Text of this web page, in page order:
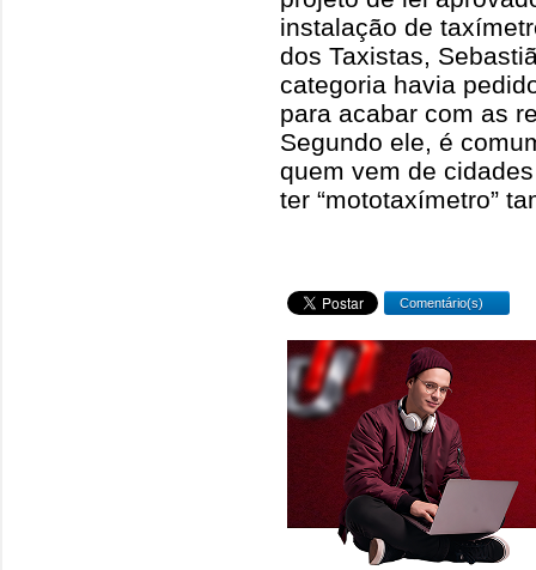
instalação de
dos Taxistas,
categoria havia
para acabar com as
Segundo ele, é
quem vem de
ter “mototaxímetro”
Comentário(s)